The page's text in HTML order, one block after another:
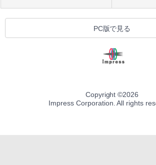
PC版で見る
Copyright ©2026
Impress Corporation. All rights